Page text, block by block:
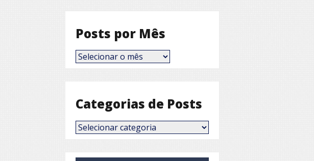
Posts por Mês
Posts
por
Categorias de Posts
Categorias
de